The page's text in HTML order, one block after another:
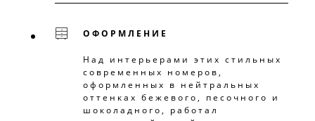
ОФОРМЛЕНИЕ
Над интерьерами этих стильных
современных номеров,
оформленных в нейтральных
оттенках бежевого, песочного и
шоколадного, работал